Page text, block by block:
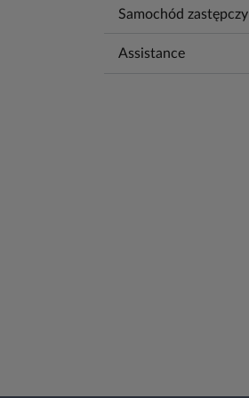
Samochód zastępczy
Assistance